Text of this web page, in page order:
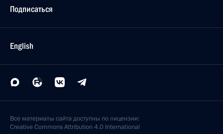
Подписаться
English
Все материалы сайта доступны по лицензии:
Creative Commons Attribution 4.0 International